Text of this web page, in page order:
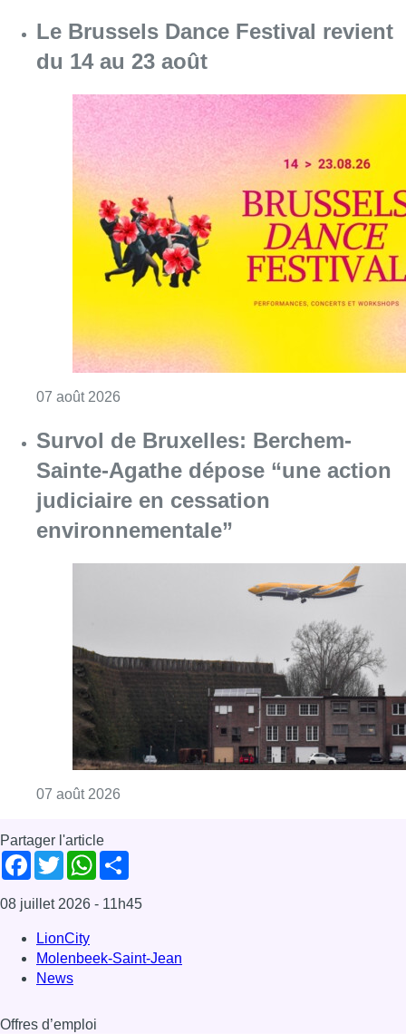
Le Brussels Dance Festival revient
du 14 au 23 août
07 août 2026
Survol de Bruxelles: Berchem-
Sainte-Agathe dépose “une action
judiciaire en cessation
environnementale”
07 août 2026
Partager l'article
Facebook
TwitterWhatsApp
08 juillet 2026 - 11h45
LionCity
Molenbeek-Saint-Jean
News
Offres d’emploi